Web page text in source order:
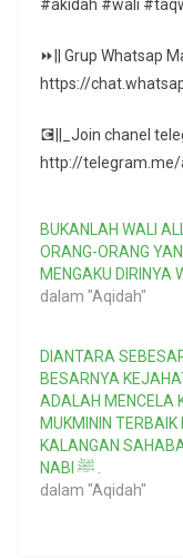
#akidah #wali
⏩|| Grup Whatsap
https://
💽||_Join chanel
http://telegram.me/
BUKANLAH WALI
ORANG-ORANG
MENGAKU DIRINYA
dalam "Aqidah"
DIANTARA
BESARNYA
ADALAH MENCELA
MUKMININ TERBAIK
KALANGAN
NABI ﷺ .
dalam "Aqidah"